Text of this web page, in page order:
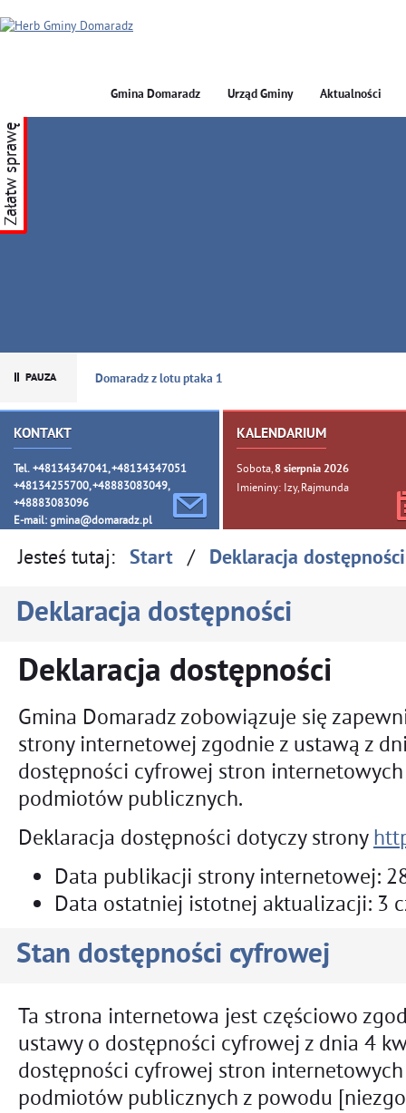
GMINA DOMARADZ
Gmina Domaradz Urząd Gminy Aktualności
Domaradz z lotu ptaka 1
KONTAKT
Tel. +48134347041, +48134347051
+48134255700, +48883083049,
+48883083096
E-mail: gmina@domaradz.pl
KALENDARIUM
Sobota, 8sierpnia 2026
Imieniny: Izy, Rajmunda
Załatw sprawę
Jesteś tutaj: Start / Deklaracja dostępności
Deklaracja dostępności
Deklaracja dostępności
Gmina Domaradz zobowiązuje się
strony internetowej zgodnie z ustawą z
dostępności cyfrowej stron
podmiotów publicznych.
Deklaracja dostępności dotyczy strony
Data publikacji strony internetowej:
Data ostatniej istotnej aktualizacji: 3
Stan dostępności cyfrowej
Ta strona internetowa jest częściowo
ustawy o dostępności cyfrowej z dnia 4
dostępności cyfrowej stron
podmiotów publicznych z powodu